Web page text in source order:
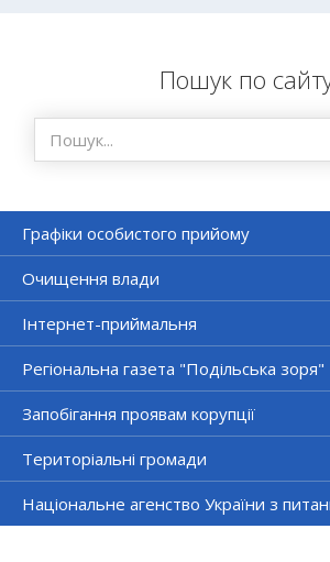
Пошук по
Графіки особистого прийому
Очищення влади
Інтернет-приймальня
Регіональна газета "Подільська зоря"
Запобігання проявам корупції
Територіальні громади
Національне агенство України з